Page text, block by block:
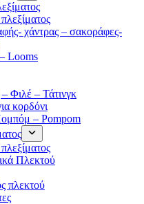
χάντρας – σακοράφες-
Looms
Φιλέ – Τάτινγκ
κορδόνι
– Pompom
Πλεκτού
πλεκτού